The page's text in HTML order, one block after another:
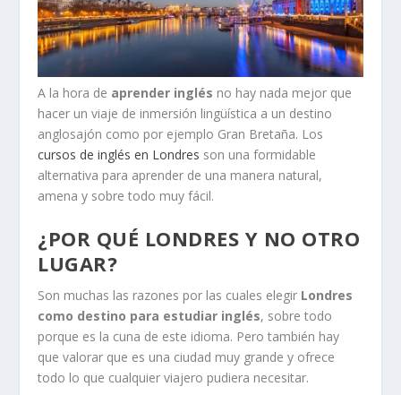
A la hora de aprender inglés no hay nada mejor que
hacer un viaje de inmersión lingüística a un destino
anglosajón como por ejemplo Gran Bretaña. Los
cursos de inglés en Londres son una formidable
alternativa para aprender de una manera natural,
amena y sobre todo muy fácil.
¿POR QUÉ LONDRES Y NO OTRO
LUGAR?
Son muchas las razones por las cuales elegir Londres
como destino para estudiar inglés, sobre todo
porque es la cuna de este idioma. Pero también hay
que valorar que es una ciudad muy grande y ofrece
todo lo que cualquier viajero pudiera necesitar.